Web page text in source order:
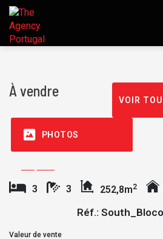
À vendre
VOIR
PHOTOS
3 3 252,8m2
Réf.:
Valeur de vente